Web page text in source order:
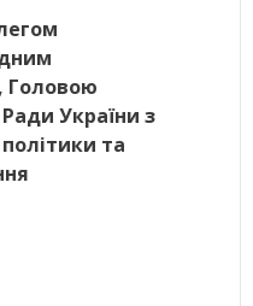
Головою
України з
та